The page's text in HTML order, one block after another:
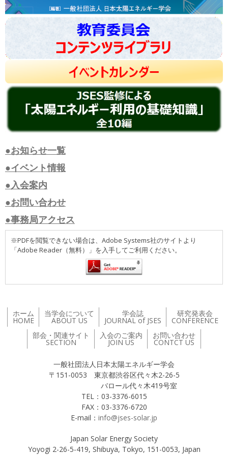
●お知らせ一覧
●イベント情報
●入会案内
●お問い合わせ
●事務局アクセス
※PDFを閲覧できない場合は、Adobe Systems社のサイトより
「Adobe Reader（無料）」を入手してご利用ください。
ホーム
HOME
当学会について
ABOUT US
学会誌
JOURNAL of JSES
研究発表会
CONFERENCE
部会・関連サイト
SECTION
入会のご案内
JOIN US
お問い合わせ
CONTCT US
一般社団法人日本太陽エネルギー学会
〒151-0053 東京都渋谷区代々木2-26-5
バロール代々木419号室
TEL：03-3376-6015
FAX：03-3376-6720
E-mail： info@jses-solar.jp
Japan Solar Energy Society
Yoyogi 2-26-5-419, Shibuya, Tokyo, 151-0053, Japan